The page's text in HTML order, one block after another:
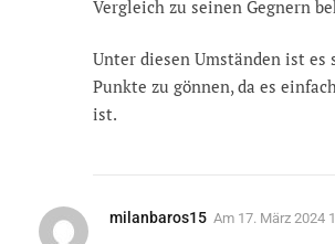
Vergleich zu seinen Gegnern
Unter diesen Umständen ist es
Punkte zu gönnen, da es
ist.
milanbaros15 Am 17. März 2024